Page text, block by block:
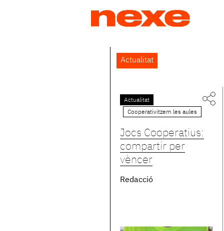
Back
to
Actualitat
Actualitat
Cooperativitzem les aules
Jocs Cooperatius:
compartir per
vèncer
Redacció
Pàgines